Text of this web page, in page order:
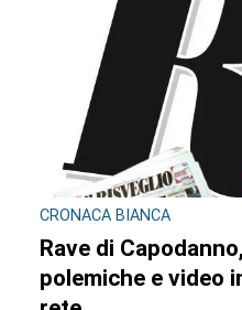
CRONACA BIANCA
Rave di
polemiche e video